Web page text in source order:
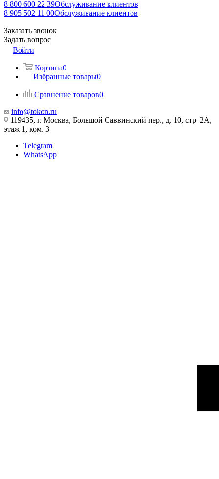
8 800 600 22 39Обслуживание клиентов
8 905 502 11 00Обслуживание клиентов
Заказать звонок
Задать вопрос
Войти
Корзина0
Избранные товары0
Сравнение товаров0
info@tokon.ru
119435, г. Москва, Большой Саввинский пер., д. 10, стр. 2А,
этаж 1, ком. 3
Telegram
WhatsApp